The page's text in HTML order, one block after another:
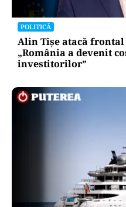
POLITICĂ
Alin Tișe atacă frontal
„România a devenit
investitorilor”